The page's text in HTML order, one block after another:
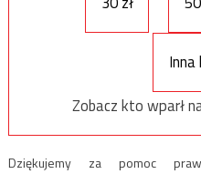
Zobacz kto wparł
Dziękujemy za pomoc